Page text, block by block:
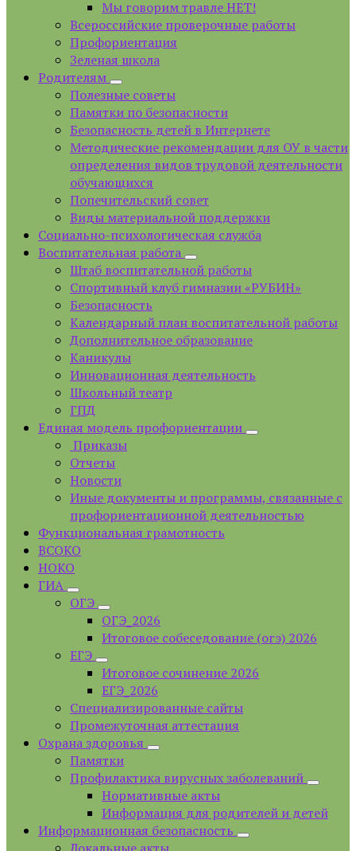
Мы говорим травле НЕТ!
Всероссийские проверочные работы
Профориентация
Зеленая школа
Родителям
Полезные советы
Памятки по безопасности
Безопасность детей в Интернете
Методические рекомендации для ОУ в части
определения видов трудовой деятельности
обучающихся
Попечительский совет
Виды материальной поддержки
Социально-психологическая служба
Воспитательная работа
Штаб воспитательной работы
Спортивный клуб гимназии «РУБИН»
Безопасность
Календарный план воспитательной работы
Дополнительное образование
Каникулы
Инновационная деятельность
Школьный театр
ГПД
Единая модель профориентации
Приказы
Отчеты
Новости
Иные документы и программы, связанные с
профориентационной деятельностью
Функциональная грамотность
ВСОКО
НОКО
ГИА
ОГЭ
ОГЭ_2026
Итоговое собеседование (огэ) 2026
ЕГЭ
Итоговое сочинение 2026
ЕГЭ_2026
Специализированные сайты
Промежуточная аттестация
Охрана здоровья
Памятки
Профилактика вирусных заболеваний
Нормативные акты
Информация для родителей и детей
Информационная безопасность